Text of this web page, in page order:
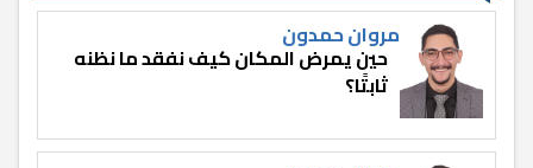
مروان حمدون
حين يمرض المكان كيف نفقد ما نظنه
ثابتًا؟